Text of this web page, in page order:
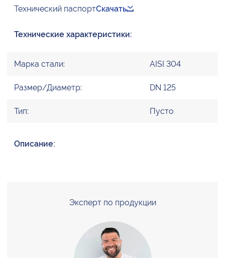
Технический паспортСкачать
Технические характеристики:
Марка стали: AISI 304
Размер/Диаметр: DN 125
Тип: Пусто
Описание:
Эксперт по продукции